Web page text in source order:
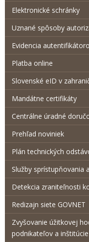
Elektronické schránky
Uznané spôsoby
Evidencia
Platba online
Slovenské eID v
Mandátne certifikáty
Centrálne úradné
Prehľad noviniek
Plán technických
Služby sprístupňovania
Detekcia zraniteľnosti
Redizajn siete GOVNET
Zvyšovanie úžitkovej
podnikateľov a